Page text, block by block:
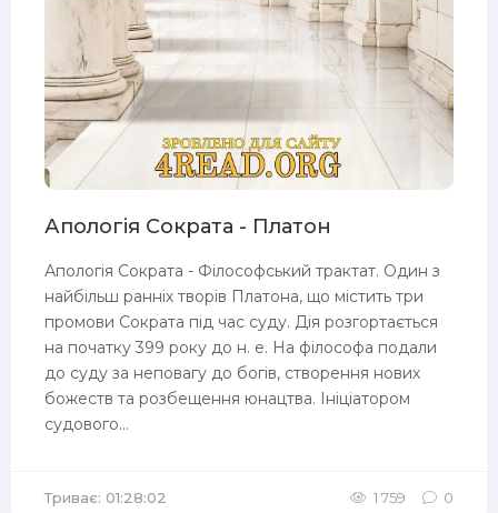
Апологія Сократа - Платон
Апологія Сократа - Філософський трактат. Один з
найбільш ранніх творів Платона, що містить три
промови Сократа під час суду. Дія розгортається
на початку 399 року до н. е. На філософа подали
до суду за неповагу до богів, створення нових
божеств та розбещення юнацтва. Ініціатором
судового...
Триває: 01:28:02 1 759 0